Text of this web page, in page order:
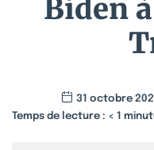
Biden
31 octobre
Temps de lecture : < 1